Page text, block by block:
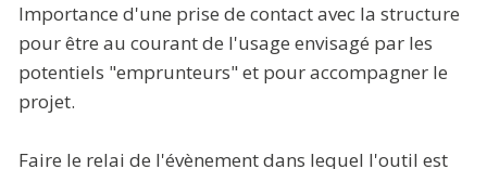
Importance d'une prise de contact avec la structure
pour être au courant de l'usage envisagé par les
potentiels "emprunteurs" et pour accompagner le
projet.
Faire le relai de l'évènement dans lequel l'outil est